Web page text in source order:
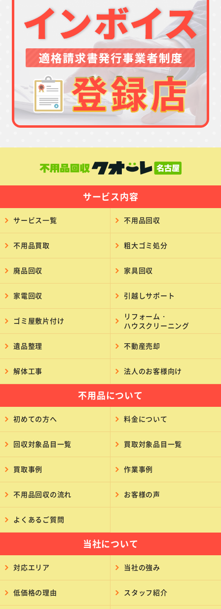
サービス内容
サービス一覧 不用品回収
不用品買取 粗大ゴミ処分
廃品回収 家具回収
家電回収 引越しサポート
ゴミ屋敷片付け
リフォーム・
ハウスクリーニング
遺品整理 不動産売却
解体工事 法人のお客様向け
不用品について
初めての方へ 料金について
回収対象品目一覧 買取対象品目一覧
買取事例 作業事例
不用品回収の流れ お客様の声
よくあるご質問
当社について
対応エリア 当社の強み
低価格の理由 スタッフ紹介